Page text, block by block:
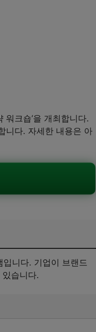
크숍’을 개최합니다.
니다. 자세한 내용은 아
니다. 기업이 브랜드
습니다.